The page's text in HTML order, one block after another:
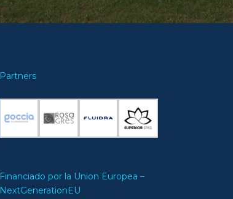
Partners
Financiado por la Union Europea –
NextGenerationEU